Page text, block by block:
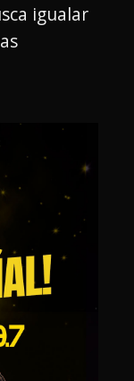
igualar